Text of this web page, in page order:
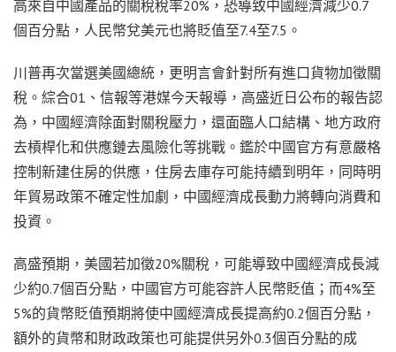
高來自中國產品的關稅稅率20%，恐導致中國經濟減少0.7
個百分點，人民幣兌美元也將貶值至7.4至7.5。
川普再次當選美國總統，更明言會針對所有進口貨物加徵關
稅。綜合01、信報等港媒今天報導，高盛近日公布的報告認
為，中國經濟除面對關稅壓力，還面臨人口結構、地方政府
去槓桿化和供應鏈去風險化等挑戰。鑑於中國官方有意嚴格
控制新建住房的供應，住房去庫存可能持續到明年，同時明
年貿易政策不確定性加劇，中國經濟成長動力將轉向消費和
投資。
高盛預期，美國若加徵20%關稅，可能導致中國經濟成長減
少約0.7個百分點，中國官方可能容許人民幣貶值；而4%至
5%的貨幣貶值預期將使中國經濟成長提高約0.2個百分點，
額外的貨幣和財政政策也可能提供另外0.3個百分點的成